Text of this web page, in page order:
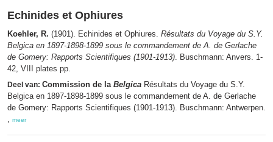
Echinides et Ophiures
Koehler, R. (1901). Echinides et Ophiures. Résultats du Voyage du S.Y.
Belgica en 1897-1898-1899 sous le commandement de A. de Gerlache
de Gomery: Rapports Scientifiques (1901-1913). Buschmann: Anvers. 1-
42, VIII plates pp.
Deel van: Commission de la Belgica Résultats du Voyage du S.Y.
Belgica en 1897-1898-1899 sous le commandement de A. de Gerlache
de Gomery: Rapports Scientifiques (1901-1913). Buschmann: Antwerpen.
, meer